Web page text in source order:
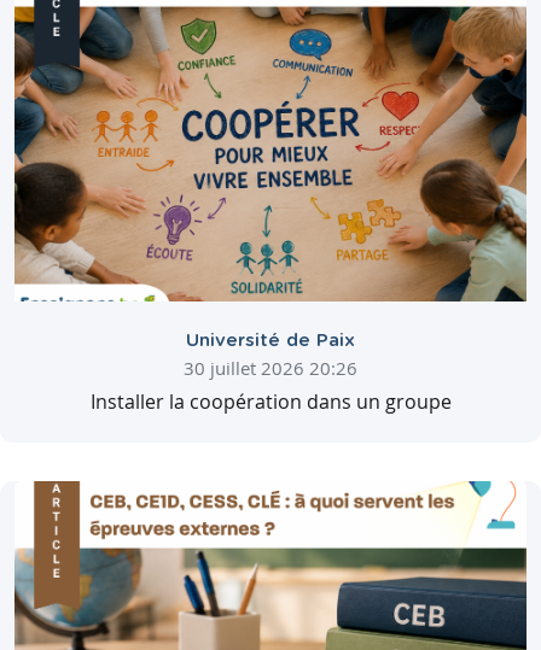
Université de Paix
30 juillet 2026 20:26
Installer la coopération dans un groupe